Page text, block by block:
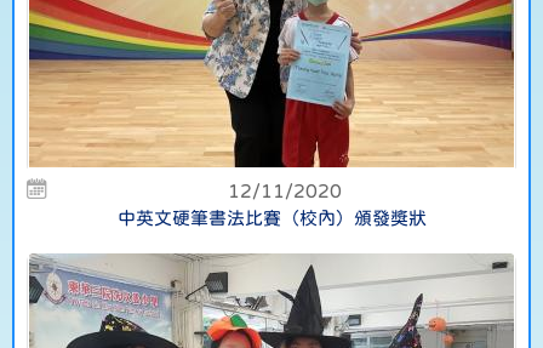
12/11/2020
中英文硬筆書法比賽（校內）頒發獎狀